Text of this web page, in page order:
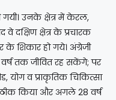
गयी। उनके क्षेत्र में केरल,
दक्षिण क्षेत्र के प्रचारक
के शिकार हो गये। अंग्रेजी
तक जीवित रह सकेंगे; पर
योग व प्राकृतिक चिकित्सा
ठीक किया और अगले 28 वर्ष